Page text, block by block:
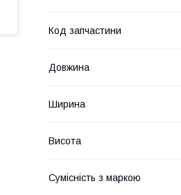
Код запчастини
Довжина
Ширина
Висота
Сумісність з маркою